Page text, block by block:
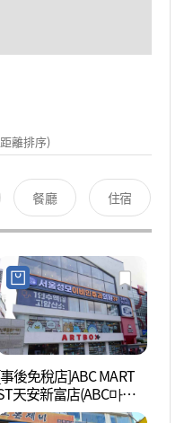
離排序)
餐廳 住宿
後免稅店]ABC MART
天安新富店(ABC마트
천안신부점)